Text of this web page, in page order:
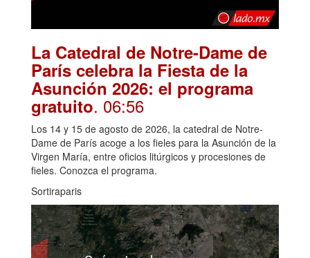
La Catedral de Notre-Dame de
París celebra la Fiesta de la
Asunción 2026: el programa
gratuito. 06:56
Los 14 y 15 de agosto de 2026, la catedral de Notre-
Dame de París acoge a los fieles para la Asunción de la
Virgen María, entre oficios litúrgicos y procesiones de
fieles. Conozca el programa.
Sortiraparis